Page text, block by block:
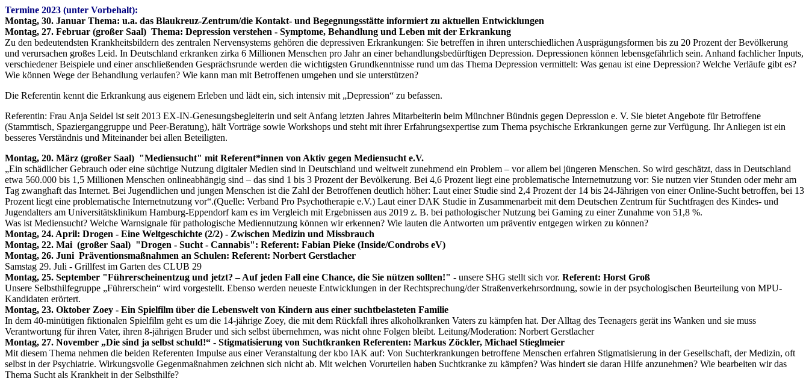
Termine 2023 (unter Vorbehalt):
Montag, 30. Januar Thema: u.a. das Blaukreuz-Zentrum/die Kontakt- und Begegnungsstätte informiert zu aktuellen Entwicklungen
Montag, 27. Februar (großer Saal) Thema: Depression verstehen - Symptome, Behandlung und Leben mit der Erkrankung
Zu den bedeutendsten Krankheitsbildern des zentralen Nervensystems gehören die depressiven Erkrankungen: Sie betreffen in ihren unterschiedlichen Ausprägungsformen bis zu 20 Prozent der Bevölkerung
und verursachen großes Leid. In Deutschland erkranken zirka 6 Millionen Menschen pro Jahr an einer behandlungsbedürftigen Depression. Depressionen können lebensgefährlich sein. Anhand fachlicher Inputs,
verschiedener Beispiele und einer anschließenden Gesprächsrunde werden die wichtigsten Grundkenntnisse rund um das Thema Depression vermittelt: Was genau ist eine Depression? Welche Verläufe gibt es?
Wie können Wege der Behandlung verlaufen? Wie kann man mit Betroffenen umgehen und sie unterstützen?
Die Referentin kennt die Erkrankung aus eigenem Erleben und lädt ein, sich intensiv mit „Depression“ zu befassen.
Referentin: Frau Anja Seidel ist seit 2013 EX-IN-Genesungsbegleiterin und seit Anfang letzten Jahres Mitarbeiterin beim Münchner Bündnis gegen Depression e. V. Sie bietet Angebote für Betroffene
(Stammtisch, Spazierganggruppe und Peer-Beratung), hält Vorträge sowie Workshops und steht mit ihrer Erfahrungsexpertise zum Thema psychische Erkrankungen gerne zur Verfügung. Ihr Anliegen ist ein
besseres Verständnis und Miteinander bei allen Beteiligten.
Montag, 20. März (großer Saal) "Mediensucht" mit Referent*innen von Aktiv gegen Mediensucht e.V.
„Ein schädlicher Gebrauch oder eine süchtige Nutzung digitaler Medien sind in Deutschland und weltweit zunehmend ein Problem – vor allem bei jüngeren Menschen. So wird geschätzt, dass in Deutschland
etwa 560.000 bis 1,5 Millionen Menschen onlineabhängig sind – das sind 1 bis 3 Prozent der Bevölkerung. Bei 4,6 Prozent liegt eine problematische Internetnutzung vor: Sie nutzen vier Stunden oder mehr am
Tag zwanghaft das Internet. Bei Jugendlichen und jungen Menschen ist die Zahl der Betroffenen deutlich höher: Laut einer Studie sind 2,4 Prozent der 14 bis 24-Jährigen von einer Online-Sucht betroffen, bei 13
Prozent liegt eine problematische Internetnutzung vor“.(Quelle: Verband Pro Psychotherapie e.V.) Laut einer DAK Studie in Zusammenarbeit mit dem Deutschen Zentrum für Suchtfragen des Kindes- und
Jugendalters am Universitätsklinikum Hamburg-Eppendorf kam es im Vergleich mit Ergebnissen aus 2019 z. B. bei pathologischer Nutzung bei Gaming zu einer Zunahme von 51,8 %.
Was ist Mediensucht? Welche Warnsignale für pathologische Mediennutzung können wir erkennen? Wie lauten die Antworten um präventiv entgegen wirken zu können?
Montag, 24. April: Drogen - Eine Weltgeschichte (2/2) - Zwischen Medizin und Missbrauch
Montag, 22. Mai (großer Saal) "Drogen - Sucht - Cannabis": Referent: Fabian Pieke (Inside/Condrobs eV)
Montag, 26. Juni Präventionsmaßnahmen an Schulen: Referent: Norbert Gerstlacher
Samstag 29. Juli - Grillfest im Garten des CLUB 29
Montag, 25. September "Führerscheinentzug und jetzt? – Auf jeden Fall eine Chance, die Sie nützen sollten!" - unsere SHG stellt sich vor. Referent: Horst Groß
Unsere Selbsthilfegruppe „Führerschein“ wird vorgestellt. Ebenso werden neueste Entwicklungen in der Rechtsprechung/der Straßenverkehrsordnung, sowie in der psychologischen Beurteilung von MPU-
Kandidaten erörtert.
Montag, 23. Oktober Zoey - Ein Spielfilm über die Lebenswelt von Kindern aus einer suchtbelasteten Familie
In dem 40-minütigen fiktionalen Spielfilm geht es um die 14-jährige Zoey, die mit dem Rückfall ihres alkoholkranken Vaters zu kämpfen hat. Der Alltag des Teenagers gerät ins Wanken und sie muss
Verantwortung für ihren Vater, ihren 8-jährigen Bruder und sich selbst übernehmen, was nicht ohne Folgen bleibt. Leitung/Moderation: Norbert Gerstlacher
Montag, 27. November „Die sind ja selbst schuld!“ - Stigmatisierung von Suchtkranken Referenten: Markus Zöckler, Michael Stieglmeier
Mit diesem Thema nehmen die beiden Referenten Impulse aus einer Veranstaltung der kbo IAK auf: Von Suchterkrankungen betroffene Menschen erfahren Stigmatisierung in der Gesellschaft, der Medizin, oft
selbst in der Psychiatrie. Wirkungsvolle Gegenmaßnahmen zeichnen sich nicht ab. Mit welchen Vorurteilen haben Suchtkranke zu kämpfen? Was hindert sie daran Hilfe anzunehmen? Wie bearbeiten wir das
Thema Sucht als Krankheit in der Selbsthilfe?